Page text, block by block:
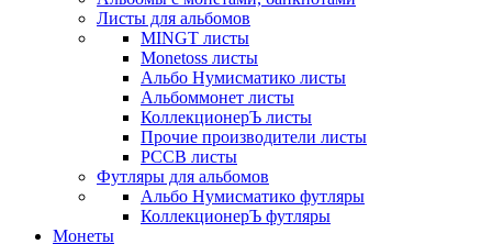
Листы для альбомов
MINGT листы
Monetoss листы
Альбо Нумисматико листы
Альбоммонет листы
КоллекционерЪ листы
Прочие производители листы
РССВ листы
Футляры для альбомов
Альбо Нумисматико футляры
КоллекционерЪ футляры
Монеты